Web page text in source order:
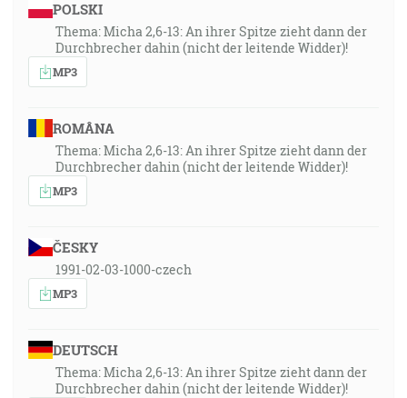
POLSKI
Thema: Micha 2,6-13: An ihrer Spitze zieht dann der
Durchbrecher dahin (nicht der leitende Widder)!
MP3
ROMÂNA
Thema: Micha 2,6-13: An ihrer Spitze zieht dann der
Durchbrecher dahin (nicht der leitende Widder)!
MP3
ČESKY
1991-02-03-1000-czech
MP3
DEUTSCH
Thema: Micha 2,6-13: An ihrer Spitze zieht dann der
Durchbrecher dahin (nicht der leitende Widder)!